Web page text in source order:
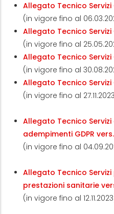
Allegato Tecnico Servizi
(in vigore fino al
Allegato Tecnico Servizi
(in vigore fino al
Allegato Tecnico Servizi
(in vigore fino al
Allegato Tecnico Servizi
(in vigore fino al
Allegato Tecnico
adempimenti GDPR
(in vigore fino al
Allegato Tecnico
prestazioni sanitarie
(in vigore fino al